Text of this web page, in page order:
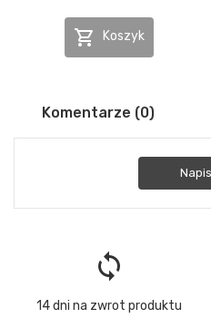
 Koszyk
Komentarze (0)
loop
14 dni na zwrot produktu